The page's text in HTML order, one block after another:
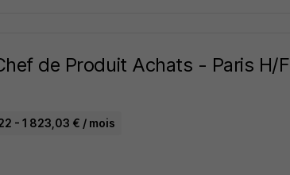
de Produit Achats - Paris H/F
- 1 823,03 € / mois